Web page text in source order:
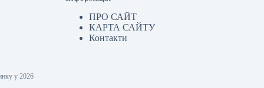
у 2026
ПРО САЙТ
КАРТА САЙТУ
Контакти